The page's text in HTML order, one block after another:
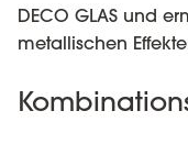
DECO GLAS und
metallischen